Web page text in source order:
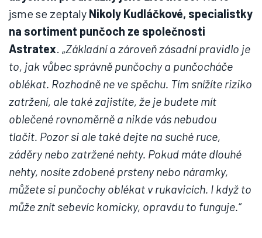
jsme se zeptaly Nikoly Kudláčkové, specialistky
na sortiment punčoch ze společnosti
Astratex. „Základní a zároveň zásadní pravidlo je
to, jak vůbec správně punčochy a punčocháče
oblékat. Rozhodně ne ve spěchu. Tím snížíte riziko
zatržení, ale také zajistíte, že je budete mít
oblečené rovnoměrně a nikde vás nebudou
tlačit. Pozor si ale také dejte na suché ruce,
záděry nebo zatržené nehty. Pokud máte dlouhé
nehty, nosíte zdobené prsteny nebo náramky,
můžete si punčochy oblékat v rukavicích. I když to
může znít sebevíc komicky, opravdu to funguje.“